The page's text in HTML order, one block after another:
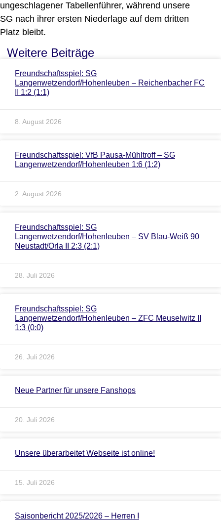
ungeschlagener Tabellenführer, während unsere
SG nach ihrer ersten Niederlage auf dem dritten
Platz bleibt.
Weitere Beiträge
Freundschaftsspiel: SG
Langenwetzendorf/Hohenleuben – Reichenbacher FC
II 1:2 (1:1)
8. August 2026
Freundschaftsspiel: VfB Pausa-Mühltroff – SG
Langenwetzendorf/Hohenleuben 1:6 (1:2)
2. August 2026
Freundschaftsspiel: SG
Langenwetzendorf/Hohenleuben – SV Blau-Weiß 90
Neustadt/Orla II 2:3 (2:1)
28. Juli 2026
Freundschaftsspiel: SG
Langenwetzendorf/Hohenleuben – ZFC Meuselwitz II
1:3 (0:0)
26. Juli 2026
Neue Partner für unsere Fanshops
20. Juli 2026
Unsere überarbeitet Webseite ist online!
15. Juli 2026
Saisonbericht 2025/2026 – Herren I